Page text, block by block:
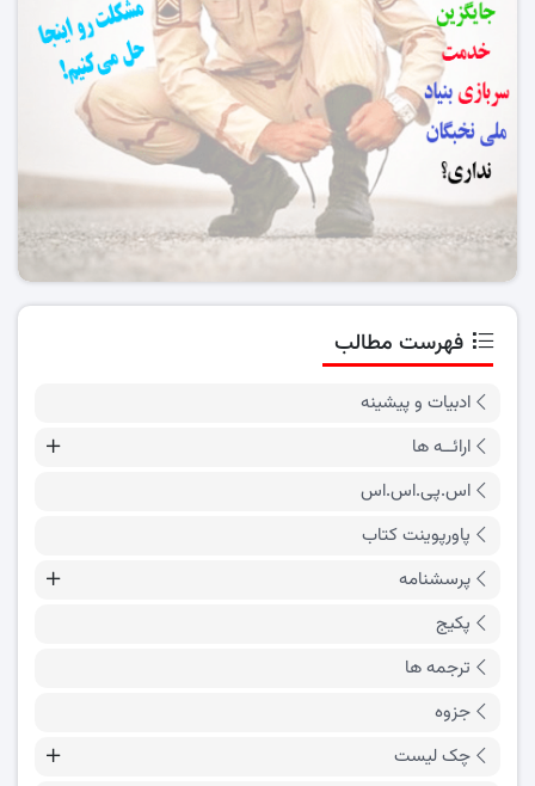
فهرست مطالب
ادبیات و پیشینه
ارائــه ها
اس.پی.اس.اس
پاورپوینت کتاب
پرسشنامه
پکیج
ترجمه ها
جزوه
چک لیست